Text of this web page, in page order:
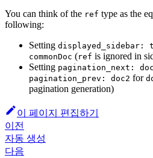
You can think of the ref type as the
following:
Setting displayed_sidebar:
commonDoc (ref is ignored in
Setting pagination_next:
pagination_prev: doc2 for
pagination generation)
이 페이지 편집하기
이전
자동 생성
다음